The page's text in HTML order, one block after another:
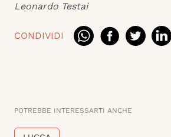
Leonardo Testai
CONDIVIDI
POTREBBE INTERESSARTI ANCHE